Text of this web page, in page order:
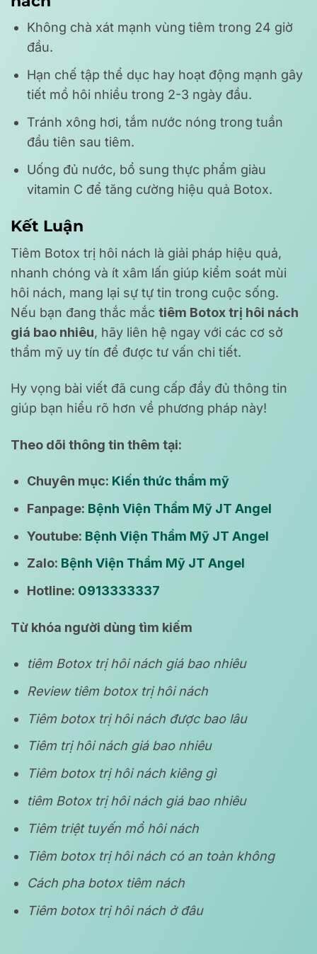
Không chà xát mạnh vùng tiêm trong 24 giờ
đầu.
Hạn chế tập thể dục hay hoạt động mạnh gây
tiết mồ hôi nhiều trong 2-3 ngày đầu.
Tránh xông hơi, tắm nước nóng trong tuần
đầu tiên sau tiêm.
Uống đủ nước, bổ sung thực phẩm giàu
vitamin C để tăng cường hiệu quả Botox.
Kết Luận
Tiêm Botox trị hôi nách là giải pháp hiệu quả,
nhanh chóng và ít xâm lấn giúp kiểm soát mùi
hôi nách, mang lại sự tự tin trong cuộc sống.
Nếu bạn đang thắc mắc tiêm Botox trị hôi nách
giá bao nhiêu, hãy liên hệ ngay với các cơ sở
thẩm mỹ uy tín để được tư vấn chi tiết.
Hy vọng bài viết đã cung cấp đầy đủ thông tin
giúp bạn hiểu rõ hơn về phương pháp này!
Theo dõi thông tin thêm tại:
Chuyên mục: Kiến thức thẩm mỹ
Fanpage: Bệnh Viện Thẩm Mỹ JT Angel
Youtube: Bệnh Viện Thẩm Mỹ JT Angel
Zalo: Bệnh Viện Thẩm Mỹ JT Angel
Hotline: 0913333337
Từ khóa người dùng tìm kiếm
tiêm Botox trị hôi nách giá bao nhiêu
Review tiêm botox trị hôi nách
Tiêm botox trị hôi nách được bao lâu
Tiêm trị hôi nách giá bao nhiêu
Tiêm botox trị hôi nách kiêng gì
tiêm Botox trị hôi nách giá bao nhiêu
Tiêm triệt tuyến mồ hôi nách
Tiêm botox trị hôi nách có an toàn không
Cách pha botox tiêm nách
Tiêm botox trị hôi nách ở đâu